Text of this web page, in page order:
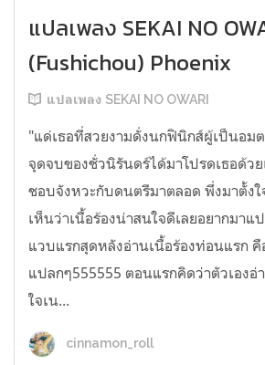
แปลเพลง SEKAI NO
(Fushichou) Phoenix
แปลเพลง SEKAI NO OWARI
"แด่เธอที่สวยงามดั่งนกฟินิกส์ผู้เป็นอม
จุดจบของชั่วนิรันดร์ได้มาโปรดเธอด้ว
ชอบจังหวะกับดนตรีมาตลอด พึ่งมาตั้งใ
เห็นว่าเนื้อร้องน่าสนใจดีเลยอยากมาแ
แวบแรกสุดหลังอ่านเนื้อร้องท่อนแรก
แปลกๆ555555 ตอนแรกคิดว่าตัวเองอ่
ใจเน...
cinnamon_roll